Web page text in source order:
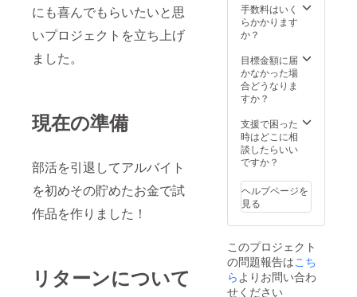
にも喜んでもらいたいと思
いプロジェクトを立ち上げ
ました。
現在の準備
部活を引退してアルバイト
を初めその貯めたお金で試
作品を作りました！
リターンについて
手数料はいく
らかかります
か？
目標金額に届
かなかった場
合どうなりま
すか？
支援で困った
時はどこに相
談したらいい
ですか？
ヘルプページを
見る
このプロジェクト
の問題報告はこち
ら よりお問い合わ
せください